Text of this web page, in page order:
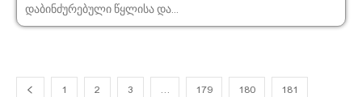
დაბინძურებული წყლისა და...
1 2 3 … 179 180 181